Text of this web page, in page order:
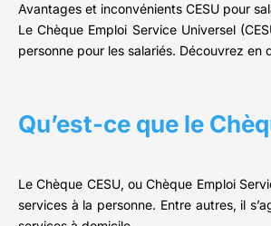
Avantages et inconvénients CESU pour
Le Chèque Emploi Service Universel
personne pour les salariés. Découvrez en
Qu’est-ce que le
Le Chèque CESU, ou Chèque Emploi
services à la personne. Entre autres, il